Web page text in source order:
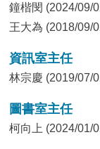
鐘楷閔 (2024/09/
王大為 (2018/09/
資訊室主任
林宗慶 (2019/07/
圖書室主任
柯向上 (2024/01/